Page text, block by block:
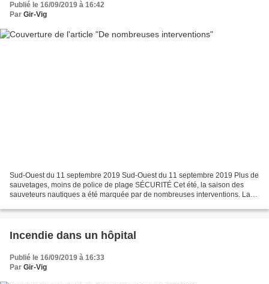
Publié le 16/09/2019 à 16:42
Par Gir-Vig
Sud-Ouest du 11 septembre 2019 Sud-Ouest du 11 septembre 2019 Plus de
sauvetages, moins de police de plage SÉCURITÉ Cet été, la saison des
sauveteurs nautiques a été marquée par de nombreuses interventions. La
Incendie dans un hôpital
Publié le 16/09/2019 à 16:33
Par Gir-Vig